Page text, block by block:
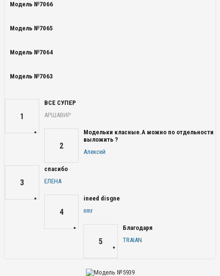
Модель №7066
Модель №7065
Модель №7064
Модель №7063
1
ВСЕ СУПЕР
АРШАВИР
2
Модельки класные.А можно по отдельности
выложить ?
Алексей
3
спасибо
ЕЛЕНА
4
ineed disgne
nmr
5
Благодаря
TRAIAN